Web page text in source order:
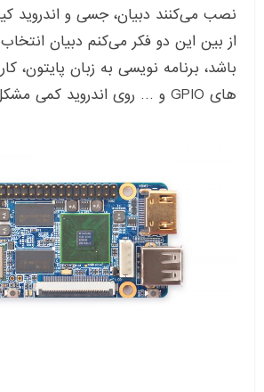
نصب می‌کنند دبیان، جسی و اندروید
از بین این دو فکر می‌کنم دبیان
باشد، برنامه نویسی به زبان پایتون،
های GPIO و … روی اندروید کمی مشکل است.